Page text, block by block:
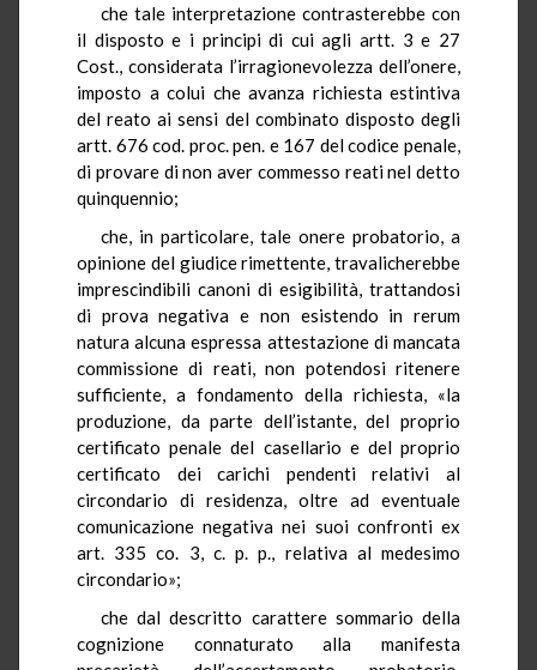
che tale interpretazione contrasterebbe con
il disposto e i principi di cui agli artt. 3 e 27
Cost., considerata l’irragionevolezza dell’onere,
imposto a colui che avanza richiesta estintiva
del reato ai sensi del combinato disposto degli
artt. 676 cod. proc. pen. e 167 del codice penale,
di provare di non aver commesso reati nel detto
quinquennio;
che, in particolare, tale onere probatorio, a
opinione del giudice rimettente, travalicherebbe
imprescindibili canoni di esigibilità, trattandosi
di prova negativa e non esistendo in rerum
natura alcuna espressa attestazione di mancata
commissione di reati, non potendosi ritenere
sufficiente, a fondamento della richiesta, «la
produzione, da parte dell’istante, del proprio
certificato penale del casellario e del proprio
certificato dei carichi pendenti relativi al
circondario di residenza, oltre ad eventuale
comunicazione negativa nei suoi confronti ex
art. 335 co. 3, c. p. p., relativa al medesimo
circondario»;
che dal descritto carattere sommario della
cognizione connaturato alla manifesta